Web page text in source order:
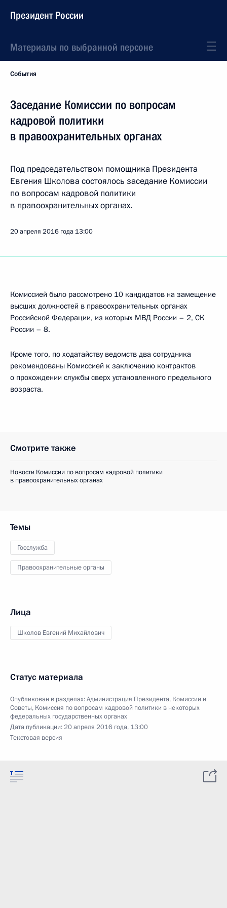
Президент России
Материалы по выбранной персоне
События
Заседание Комиссии по вопросам
кадровой политики
в правоохранительных органах
Под председательством помощника Президента
Евгения Школова состоялось заседание Комиссии
по вопросам кадровой политики
в правоохранительных органах.
20 апреля 2016 года 13:00
Комиссией было рассмотрено 10 кандидатов на замещение
высших должностей в правоохранительных органах
Российской Федерации, из которых МВД России – 2, СК
России – 8.
Кроме того, по ходатайству ведомств два сотрудника
рекомендованы Комиссией к заключению контрактов
о прохождении службы сверх установленного предельного
возраста.
Смотрите также
Новости Комиссии по вопросам кадровой политики
в правоохранительных органах
Темы
Госслужба
Правоохранительные органы
Лица
Школов Евгений Михайлович
Статус материала
Опубликован в разделах:Администрация Президента, Комиссии и
Советы, Комиссия по вопросам кадровой политики в некоторых
федеральных государственных органах
Дата публикации:20 апреля 2016 года, 13:00
Текстовая версия